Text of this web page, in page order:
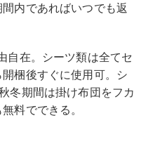
内であればいつでも返
自在。シーツ類は全てセ
梱後すぐに使用可。シ
冬期間は掛け布団をフカ
料でできる。